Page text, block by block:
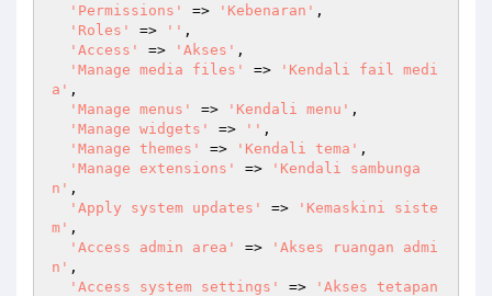
'Permissions'
=> 'Kebenaran' ,
'Roles'
=> '' ,
'Access'
=> 'Akses' ,
'Manage media files'
=>
'Kendali fail medi
a' ,
'Manage menus'
=> 'Kendali menu' ,
'Manage widgets'
=> '' ,
'Manage themes'
=> 'Kendali tema' ,
'Manage extensions'
=>
'Kendali sambunga
n' ,
'Apply system updates'
=>
'Kemaskini siste
m' ,
'Access admin area'
=>
'Akses ruangan admi
n' ,
'Access system settings'
=>
'Akses tetapan